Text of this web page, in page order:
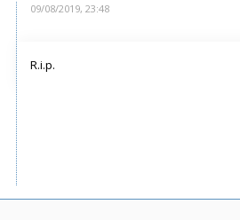
09/08/2019, 23:48
R.i.p.